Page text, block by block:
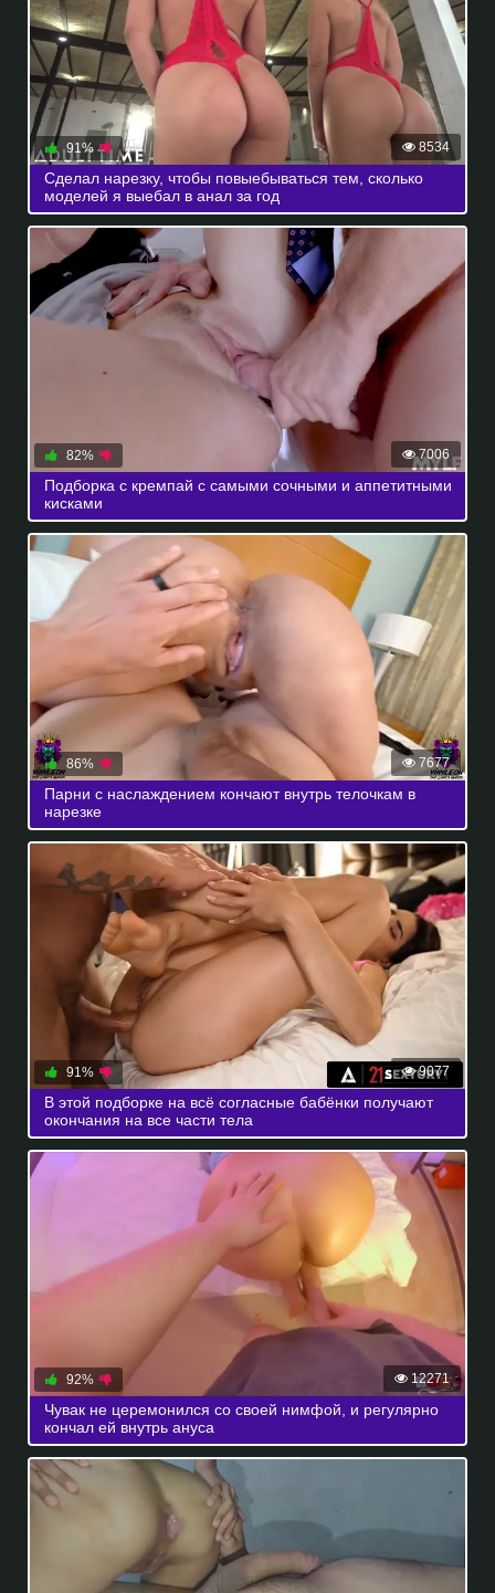
8534
91%
Сделал нарезку, чтобы повыебываться тем, сколько
моделей я выебал в анал за год
7006
82%
Подборка с кремпай с самыми сочными и аппетитными
кисками
7677
86%
Парни с наслаждением кончают внутрь телочкам в
нарезке
9077
91%
В этой подборке на всё согласные бабёнки получают
окончания на все части тела
12271
92%
Чувак не церемонился со своей нимфой, и регулярно
кончал ей внутрь ануса